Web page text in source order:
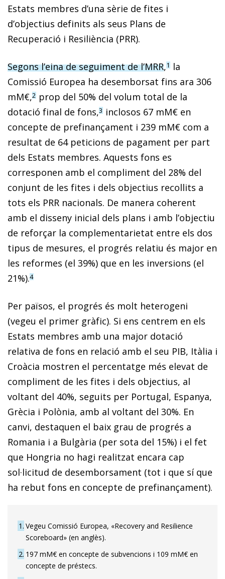
Estats membres d’una sèrie de fites i
d’objectius definits als seus Plans de
Recuperació i Resi­liència (PRR).
Segons l’eina de seguiment de l’MRR,1 la
Comissió Europea ha desemborsat fins ara 306
mM€,2 prop del 50% del volum total de la
dotació final de fons,3 inclosos 67 mM€ en
concepte de prefinançament i 239 mM€ com a
resultat de 64 peticions de pagament per part
dels Estats membres. Aquests fons es
corresponen amb el compliment del 28% del
conjunt de les fites i dels objectius recollits a
tots els PRR nacionals. De manera coherent
amb el disseny inicial dels plans i amb l’objectiu
de reforçar la complementarietat entre els dos
tipus de mesures, el progrés relatiu és major en
les reformes (el 39%) que en les inversions (el
21%).4
Per països, el progrés és molt heterogeni
(vegeu el primer gràfic). Si ens centrem en els
Estats membres amb una major dotació
relativa de fons en relació amb el seu PIB, Itàlia i
Croàcia mostren el percentatge més elevat de
compliment de les fites i dels objectius, al
voltant del 40%, seguits per Portugal, Espanya,
Grècia i Polònia, amb al voltant del 30%. En
canvi, destaquen el baix grau de progrés a
Romania i a Bulgària (per sota del 15%) i el fet
que Hongria no hagi realitzat encara cap
sol·licitud de desemborsament (tot i que sí que
ha rebut fons en concepte de prefinançament).
1 Vegeu Comissió Europea, «Recovery and Resilience
Scoreboard» (en anglès).
2 197 mM€ en concepte de subvencions i 109 mM€ en
concepte de préstecs.